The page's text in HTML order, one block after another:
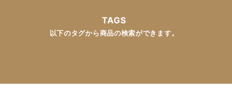
TAGS
以下のタグから商品の検索ができます。